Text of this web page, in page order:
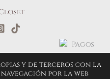
y de terceros con la
por la web